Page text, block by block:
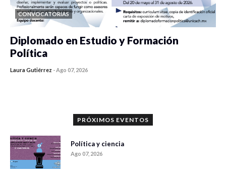
CONVOCATORIAS
Diplomado en Estudio y Formación
Política
Laura Gutiérrez -Ago 07, 2026
PRÓXIMOS EVENTOS
Política y ciencia
Ago 07, 2026